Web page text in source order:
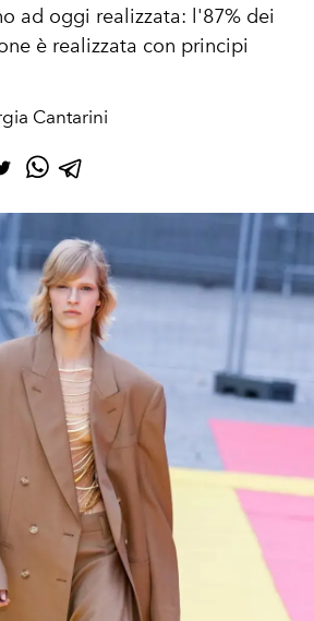
ad oggi realizzata: l'87% dei
è realizzata con principi
Cantarini